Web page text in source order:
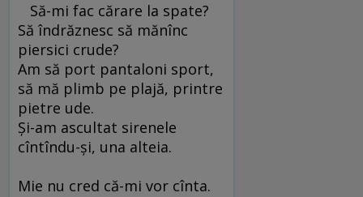
Să-mi fac cărare la spate?
Să îndrăznesc să mănînc
piersici crude?
Am să port pantaloni sport,
să mă plimb pe plajă, printre
pietre ude.
Şi-am ascultat sirenele
cîntîndu-şi, una alteia.
Mie nu cred că-mi vor cînta.